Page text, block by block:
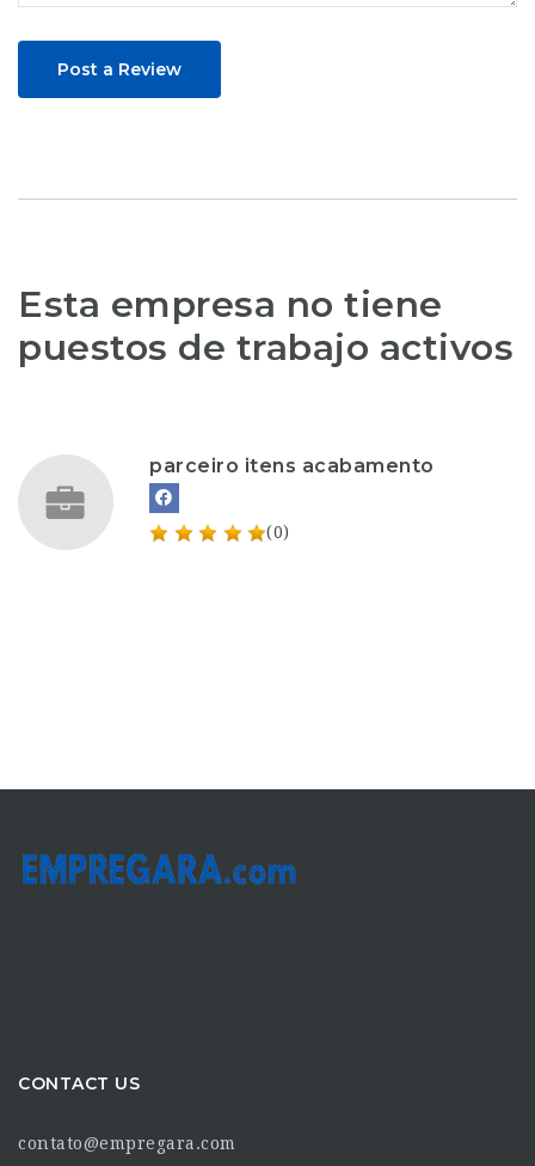
Post a Review
Esta empresa no tiene
puestos de trabajo activos
parceiro itens acabamento
(0)
CONTACT US
contato@empregara.com